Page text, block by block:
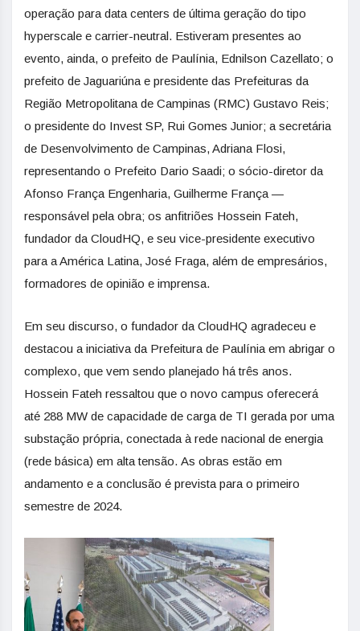
operação para data centers de última geração do tipo
hyperscale e carrier-neutral. Estiveram presentes ao
evento, ainda, o prefeito de Paulínia, Ednilson Cazellato; o
prefeito de Jaguariúna e presidente das Prefeituras da
Região Metropolitana de Campinas (RMC) Gustavo Reis;
o presidente do Invest SP, Rui Gomes Junior; a secretária
de Desenvolvimento de Campinas, Adriana Flosi,
representando o Prefeito Dario Saadi; o sócio-diretor da
Afonso França Engenharia, Guilherme França —
responsável pela obra; os anfitriões Hossein Fateh,
fundador da CloudHQ, e seu vice-presidente executivo
para a América Latina, José Fraga, além de empresários,
formadores de opinião e imprensa.
Em seu discurso, o fundador da CloudHQ agradeceu e
destacou a iniciativa da Prefeitura de Paulínia em abrigar o
complexo, que vem sendo planejado há três anos.
Hossein Fateh ressaltou que o novo campus oferecerá
até 288 MW de capacidade de carga de TI gerada por uma
substação própria, conectada à rede nacional de energia
(rede básica) em alta tensão. As obras estão em
andamento e a conclusão é prevista para o primeiro
semestre de 2024.